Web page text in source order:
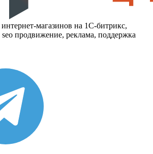
интернет-магазинов на 1С-битрикс,
продвижение, реклама, поддержка